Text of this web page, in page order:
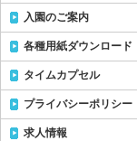
入園のご案内
各種用紙ダウンロード
タイムカプセル
プライバシーポリシー
求人情報